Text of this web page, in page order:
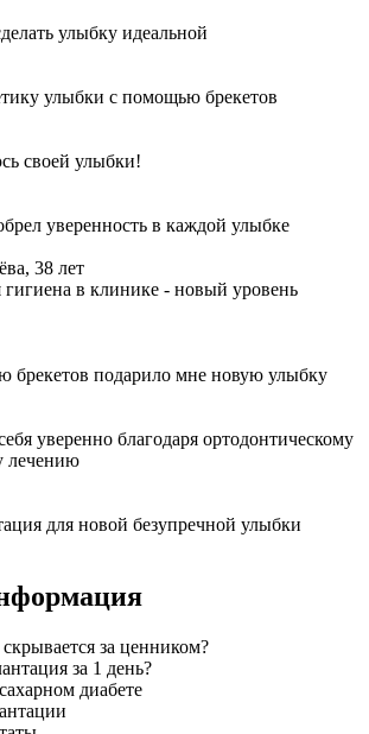
улыбку идеальной
улыбки с помощью брекетов
своей улыбки!
уверенность в каждой улыбке
38 лет
в клинике - новый уровень
брекетов подарило мне новую улыбку
уверенно благодаря ортодонтическому
лечению
для новой безупречной улыбки
за ценником?
за 1 день?
диабете